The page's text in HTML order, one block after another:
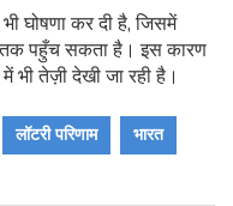
घोषणा कर दी है, जिसमें
तक पहुँच सकता है। इस कारण
भी तेज़ी देखी जा रही है।
लॉटरी परिणाम भारत